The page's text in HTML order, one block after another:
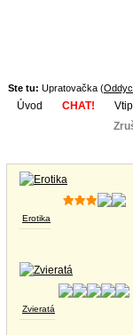
Ste tu: Upratovačka (
Úvod CHAT!
Erotika
Zvieratá